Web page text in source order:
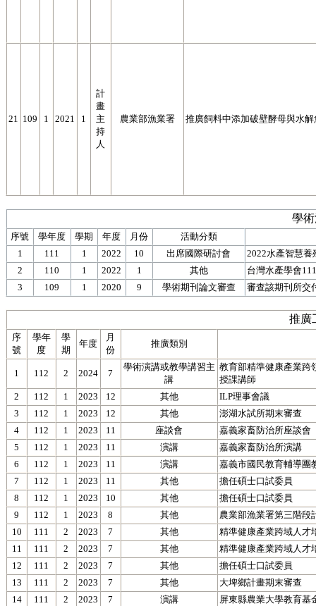
21 109 1 2021 1
計
畫
主
持
人
農業部漁業署 推廣飼料中添加破壁酵母與水
學
序號 學年度 學期 年度 月份
活動分類
1
111 1 2022 10 出席國際研討會
2022水產智慧養
2
110 1 2022 1 其他
台灣水產學會
3
109 1 2020 9 學術期刊論文審查 審查該期刊所交
推廣
序
號
學年
度
學
期
年度
月
份
推廣類別
1 112 2 2024 7
學術演講或教學講習主
講
教育部精準健康產業跨
授課講師
2
112 1 2023 12 其他
ILP理事會議
3
112 1 2023 12 其他
澎湖水試所期末審查
4
112 1 2023 11 座談會
嘉義家畜防治所座談會
5
112 1 2023 11 演講
嘉義家畜防治所演講
6
112 1 2023 11 演講
嘉義市國民教育輔導團
7
112 1 2023 11 其他
擔任碩士口試委員
8
112 1 2023 10 其他
擔任碩士口試委員
9
112 1 2023 8 其他
農業部漁業署第三階段
10
111 2 2023 7 其他
精準健康產業跨域人才
11
111 2 2023 7 其他
精準健康產業跨域人才
12
111 2 2023 7 其他
擔任碩士口試委員
13
111 2 2023 7 其他
大埤鄉計畫期末審查
14
111 2 2023 7 演講 屏東縣農業大學教育基